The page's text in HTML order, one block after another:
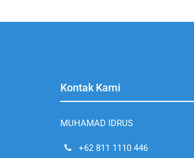
Kontak Kami
MUHAMAD IDRUS
+62 811 1110 446